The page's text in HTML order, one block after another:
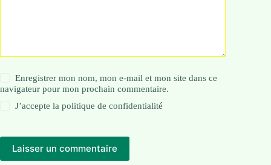
Enregistrer mon nom, mon e-mail et mon site dans ce
navigateur pour mon prochain commentaire.
J’accepte lapolitique de confidentialité
Laisser un commentaire